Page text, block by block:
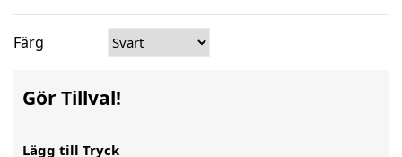
Färg
Gör Tillval!
Lägg till Tryck